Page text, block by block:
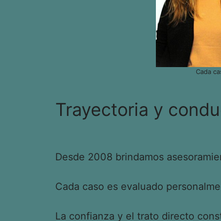
Cada
Trayectoria y
Desde 2008 brindamos
Cada caso es evaluado
La confianza y el trato directo